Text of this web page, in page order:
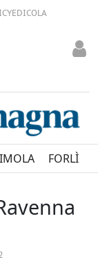
EDICOLA
IMOLA FORLÌ